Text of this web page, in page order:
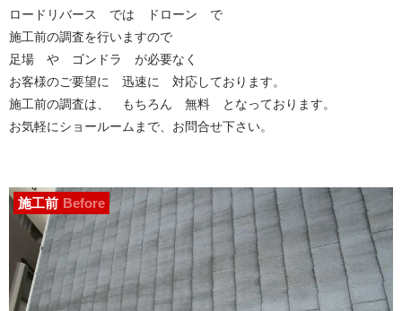
ロードリバース では ドローン で
施工前の調査を行いますので
足場 や ゴンドラ が必要なく
お客様のご要望に 迅速に 対応しております。
施工前の調査は、 もちろん 無料 となっております。
お気軽にショールームまで、お問合せ下さい。
施工前 Before